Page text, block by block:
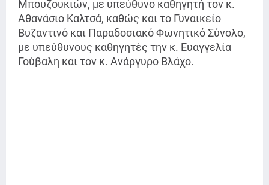
Μπουζουκιών, με υπεύθυνο καθηγητή τον κ.
Αθανάσιο Καλτσά, καθώς και το Γυναικείο
Βυζαντινό και Παραδοσιακό Φωνητικό Σύνολο,
με υπεύθυνους καθηγητές την κ. Ευαγγελία
Γούβαλη και τον κ. Ανάργυρο Βλάχο.